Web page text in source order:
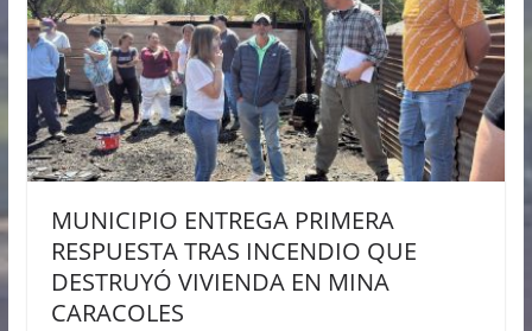
MUNICIPIO ENTREGA PRIMERA
RESPUESTA TRAS INCENDIO QUE
DESTRUYÓ VIVIENDA EN MINA
CARACOLES